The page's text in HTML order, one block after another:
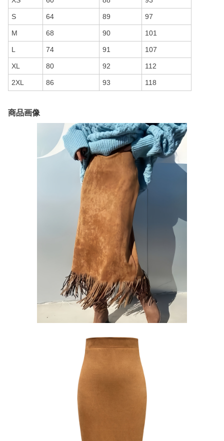
S 64 89 97
M 68 90 101
L 74 91 107
XL 80 92 112
2XL 86 93 118
商品画像